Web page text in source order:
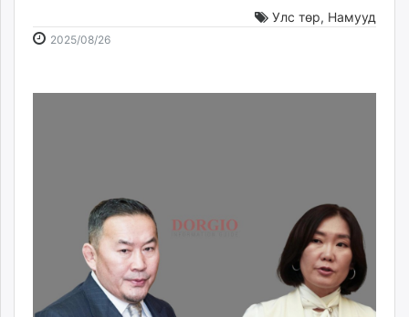
caak.mn
24tsag.mn
eagle.mn
ergelt.mn
Улс төр, Намууд
2025/08/262025-
2026-